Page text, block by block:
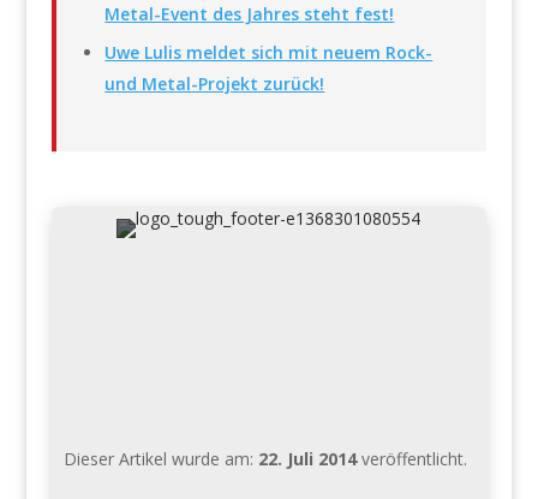
Metal-Event des Jahres steht fest!
Uwe Lulis meldet sich mit neuem Rock-
und Metal-Projekt zurück!
Dieser Artikel wurde am: 22. Juli 2014veröffentlicht.